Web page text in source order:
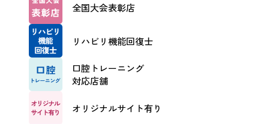
全国大会表彰店
リハビリ機能回復士
口腔トレーニング
対応店舗
オリジナルサイト有り